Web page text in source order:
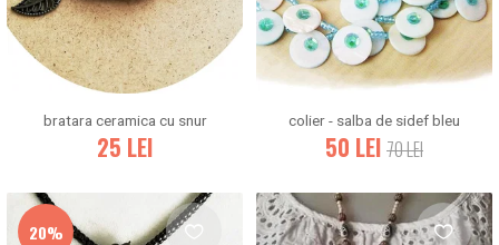
bratara ceramica cu snur
25 LEI
colier - salba de sidef bleu
50 LEI 70LEI
20%